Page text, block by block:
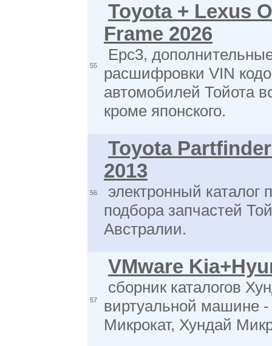
55
Toyota + Lexus
Frame 2026
Epc3,
расшифровки VIN
автомобилей Тойота
кроме японского.
56
Toyota
2013
электронный каталог
подбора запчастей
Австралии.
57
VMware
сборник каталогов
виртуальной машине
Микрокат, Хундай